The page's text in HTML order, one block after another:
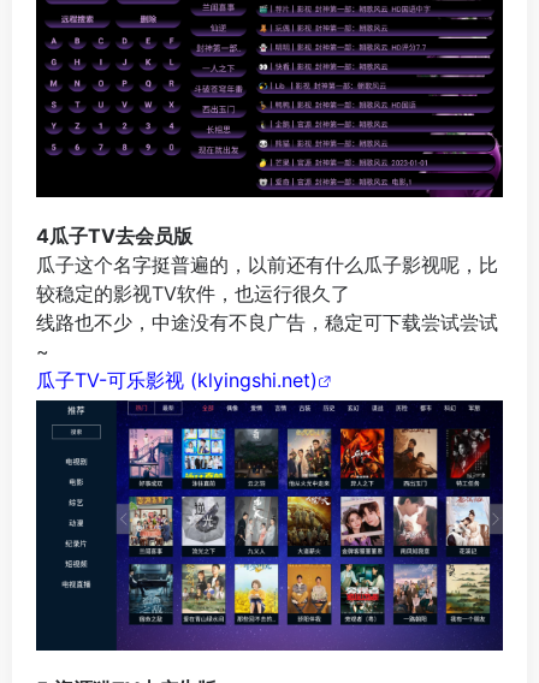
4瓜子TV去会员版
瓜子这个名字挺普遍的，以前还有什么瓜子影视呢，比
较稳定的影视TV软件，也运行很久了
线路也不少，中途没有不良广告，稳定可下载尝试尝试
~
瓜子TV-可乐影视 (klyingshi.net)